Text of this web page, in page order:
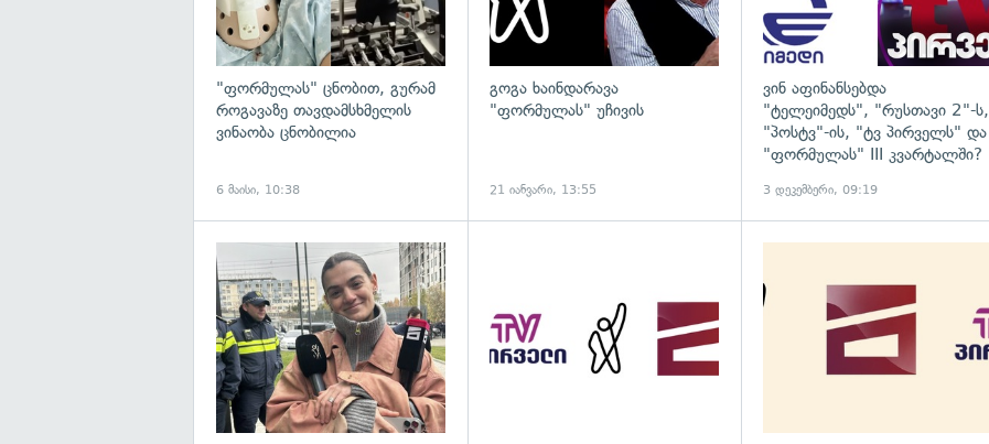
"ფორმულას" ცნობით, გურამ
როგავაზე თავდამსხმელის
ვინაობა ცნობილია
6 მაისი, 10:38
გოგა ხაინდარავა
"ფორმულას" უჩივის
21 იანვარი, 13:55
ვინ აფინანსებდა
"ტელეიმედს", "რუსთავი 2"-ს,
"პოსტვ"-ის, "ტვ პირველს" და
"ფორმულას" III კვარტალში?
3 დეკემბერი, 09:19